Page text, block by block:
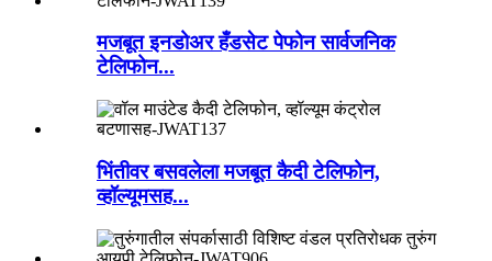
मजबूत इनडोअर हँडसेट पेफोन सार्वजनिक
टेलिफोन...
भिंतीवर बसवलेला मजबूत कैदी टेलिफोन,
व्हॉल्यूमसह...